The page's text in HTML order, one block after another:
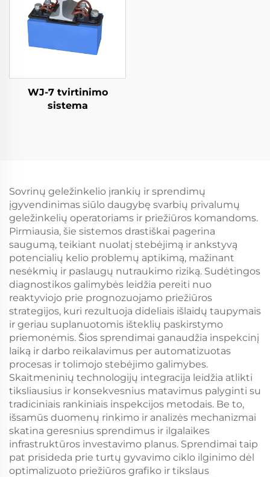
WJ-7 tvirtinimo
sistema
Sovrinų geležinkelio įrankių ir sprendimų
įgyvendinimas siūlo daugybę svarbių privalumų
geležinkelių operatoriams ir priežiūros komandoms.
Pirmiausia, šie sistemos drastiškai pagerina
saugumą, teikiant nuolatį stebėjimą ir ankstyvą
potencialių kelio problemų aptikimą, mažinant
nesėkmių ir paslaugų nutraukimo riziką. Sudėtingos
diagnostikos galimybės leidžia pereiti nuo
reaktyviojo prie prognozuojamo priežiūros
strategijos, kuri rezultuoja dideliais išlaidų taupymais
ir geriau suplanuotomis išteklių paskirstymo
priemonėmis. Šios sprendimai ganaudžia inspekcinį
laiką ir darbo reikalavimus per automatizuotas
procesas ir tolimojo stebėjimo galimybes.
Skaitmeninių technologijų integracija leidžia atlikti
tiksliausius ir konsekvesnius matavimus palyginti su
tradiciniais rankiniais inspekcijos metodais. Be to,
išsamūs duomenų rinkimo ir analizės mechanizmai
skatina geresnius sprendimus ir ilgalaikes
infrastruktūros investavimo planus. Sprendimai taip
pat prisideda prie turtų gyvavimo ciklo ilginimo dėl
optimalizuoto priežiūros grafiko ir tikslaus